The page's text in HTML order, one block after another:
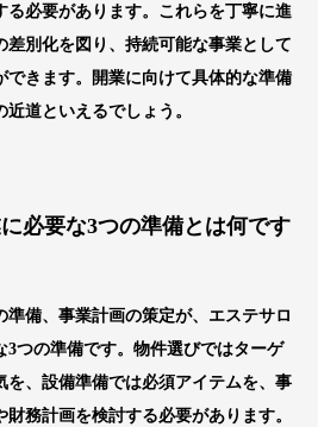
る必要があります。これらを丁寧に進
差別化を図り、持続可能な事業として
できます。開業に向けて具体的な準備
道といえるでしょう。
必要な3つの準備とは何です
備、事業計画の策定が、エステサロ
3つの準備です。物件選びではターゲ
を、設備準備では必須アイテムを、事
務計画を検討する必要があります。